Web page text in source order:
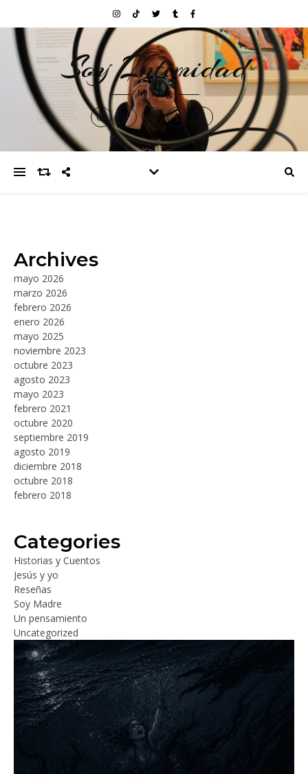
Soy Intimidad
Mi Blog
Archives
mayo 2026
marzo 2026
febrero 2026
enero 2026
mayo 2025
noviembre 2023
octubre 2023
agosto 2023
mayo 2023
febrero 2021
octubre 2020
septiembre 2019
agosto 2019
diciembre 2018
octubre 2018
febrero 2018
Categories
Historias y Cuentos
Jesús y yo
Reseñas
Soy Madre
Un pensamiento
Uncategorized